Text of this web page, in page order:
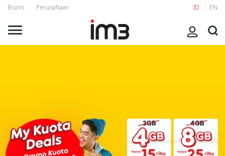
Bisnis Perusahaan ID EN